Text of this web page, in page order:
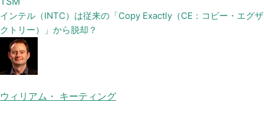
インテル（INTC）は従来の「Copy Exactly（CE：コピー・エグザ
クトリー）」から脱却？
ウィリアム・ キーティング